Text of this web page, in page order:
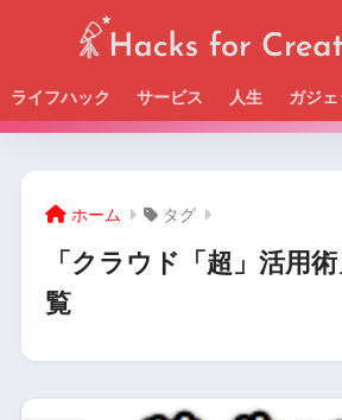
ライフハック サービス 人生 ガジェ
Beckの活動＆SNSまと
ホーム タグ
「クラウド「超」活用
覧